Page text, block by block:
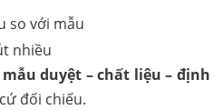
so với mẫu
nhiều
mẫu duyệt – chất liệu – định
đối chiếu.